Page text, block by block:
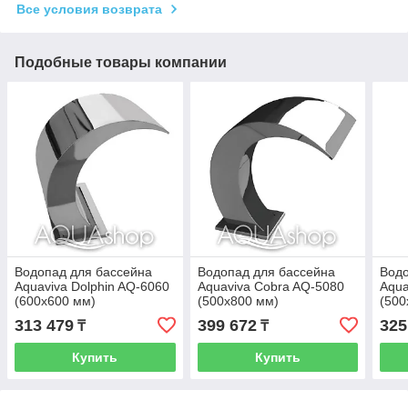
Все условия возврата
Подобные товары компании
Водопад для бассейна
Aquaviva Dolphin AQ-6060
(600х600 мм)
313 479 ₸
Купить
Водопад для бассейна
Aquaviva Cobra AQ-5080
(500x800 мм)
399 672₸
Купить